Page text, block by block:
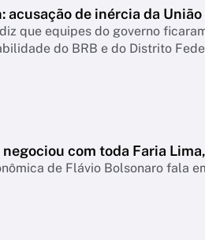
acusação de inércia da
que equipes do governo
do BRB e do Distrito
negociou com toda Faria
de Flávio Bolsonaro fala